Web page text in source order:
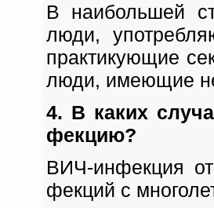
В наи­боль­шей
лю­ди,
прак­ти­ку­ю­щие
лю­ди, име­ю­щие
4. В ка­ких
фек­цию?
ВИЧ-ин­фек­ция
фек­ций с